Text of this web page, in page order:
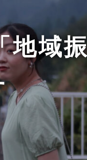
地域